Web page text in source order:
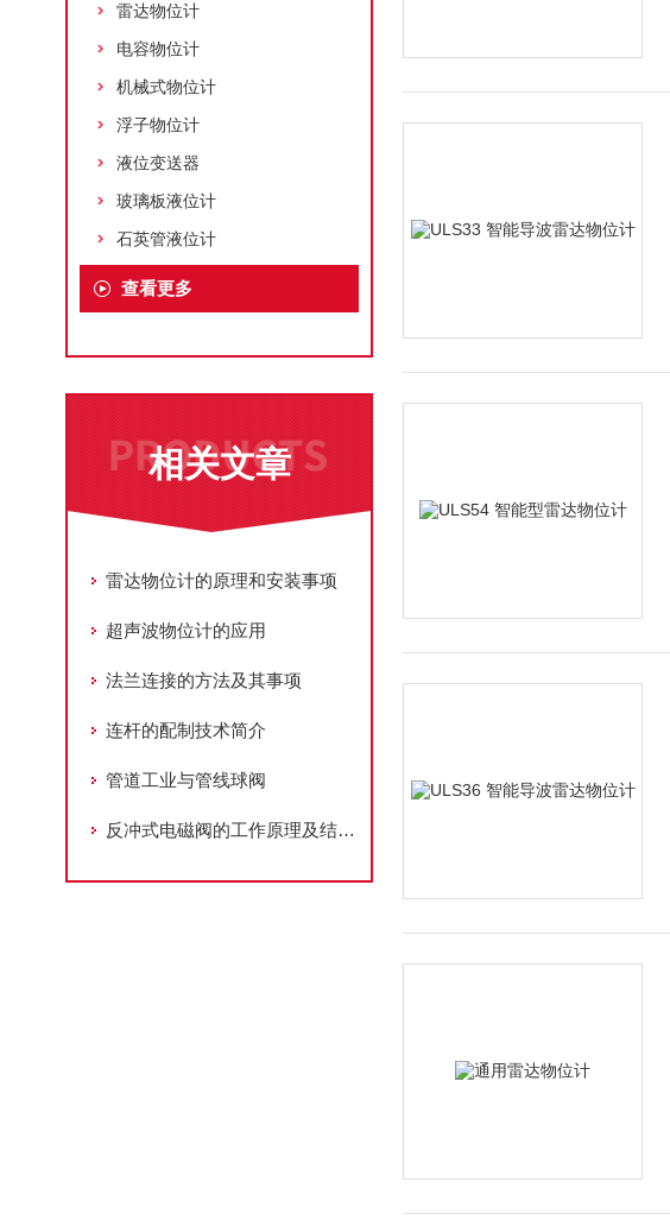
雷达物位计
电容物位计
机械式物位计
浮子物位计
液位变送器
玻璃板液位计
石英管液位计
查看更多
相关文章
雷达物位计的原理和安装事项
超声波物位计的应用
法兰连接的方法及其事项
连杆的配制技术简介
管道工业与管线球阀
反冲式电磁阀的工作原理及结构特点